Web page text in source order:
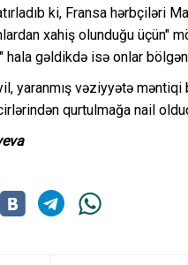
ki, Fransa hərbçiləri
xahiş olunduğu üçün"
hala gəldikdə isə onlar
yaranmış vəziyyətə
qurtulmağa nail